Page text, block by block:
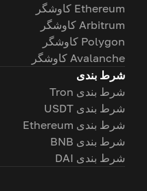
Ethereum کاوشگر
Arbitrum کاوشگر
Polygon کاوشگر
Avalanche کاوشگر
شرط بندی
شرط بندی Tron
شرط بندی USDT
شرط بندی Ethereum
شرط بندی BNB
شرط بندی DAI